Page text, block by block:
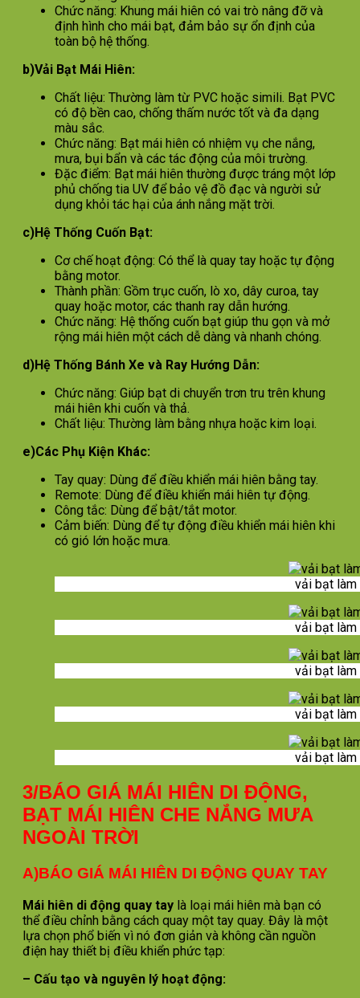
Chức năng: Khung mái hiên có vai trò nâng đỡ và
định hình cho mái bạt, đảm bảo sự ổn định của
toàn bộ hệ thống.
b)Vải Bạt Mái Hiên:
Chất liệu: Thường làm từ PVC hoặc simili. Bạt PVC
có độ bền cao, chống thấm nước tốt và đa dạng
màu sắc.
Chức năng: Bạt mái hiên có nhiệm vụ che nắng,
mưa, bụi bẩn và các tác động của môi trường.
Đặc điểm: Bạt mái hiên thường được tráng một lớp
phủ chống tia UV để bảo vệ đồ đạc và người sử
dụng khỏi tác hại của ánh nắng mặt trời.
c)Hệ Thống Cuốn Bạt:
Cơ chế hoạt động: Có thể là quay tay hoặc tự động
bằng motor.
Thành phần: Gồm trục cuốn, lò xo, dây curoa, tay
quay hoặc motor, các thanh ray dẫn hướng.
Chức năng: Hệ thống cuốn bạt giúp thu gọn và mở
rộng mái hiên một cách dễ dàng và nhanh chóng.
d)Hệ Thống Bánh Xe và Ray Hướng Dẫn:
Chức năng: Giúp bạt di chuyển trơn tru trên khung
mái hiên khi cuốn và thả.
Chất liệu: Thường làm bằng nhựa hoặc kim loại.
e)Các Phụ Kiện Khác:
Tay quay: Dùng để điều khiển mái hiên bằng tay.
Remote: Dùng để điều khiển mái hiên tự động.
Công tắc: Dùng để bật/tắt motor.
Cảm biến: Dùng để tự động điều khiển mái hiên khi
có gió lớn hoặc mưa.
vải bạt làm
vải bạt làm
vải bạt làm
vải bạt làm
vải bạt làm
3/BÁO GIÁ MÁI HIÊN DI ĐỘNG,
BẠT MÁI HIÊN CHE NẮNG MƯA
NGOÀI TRỜI
A)BÁO GIÁ MÁI HIÊN DI ĐỘNG QUAY TAY
Mái hiên di động quay tay là loại mái hiên mà bạn có
thể điều chỉnh bằng cách quay một tay quay. Đây là một
lựa chọn phổ biến vì nó đơn giản và không cần nguồn
điện hay thiết bị điều khiển phức tạp:
– Cấu tạo và nguyên lý hoạt động: